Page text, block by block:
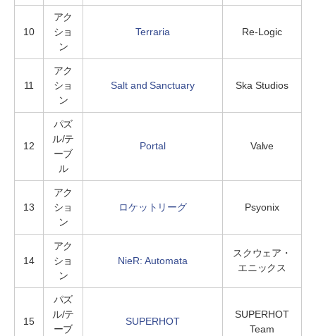
10
アク
ショ
ン
Terraria Re-Logic
11
アク
ショ
ン
Salt and Sanctuary Ska Studios
12
パズ
ル/テ
ーブ
ル
Portal Valve
13
アク
ショ
ン
ロケットリーグ Psyonix
14
アク
ショ
ン
NieR: Automata
スクウェア・
エニックス
15
パズ
ル/テ
ーブ
SUPERHOT
SUPERHOT
Team